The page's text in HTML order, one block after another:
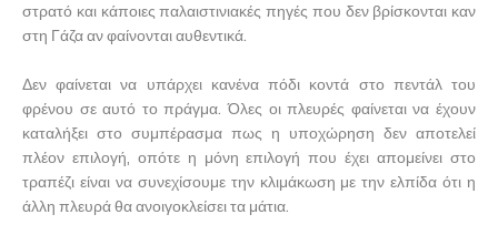
στρατό και κάποιες παλαιστινιακές πηγές που δεν βρίσκονται καν
στη Γάζα αν φαίνονται αυθεντικά.
Δεν φαίνεται να υπάρχει κανένα πόδι κοντά στο πεντάλ του
φρένου σε αυτό το πράγμα. Όλες οι πλευρές φαίνεται να έχουν
καταλήξει στο συμπέρασμα πως η υποχώρηση δεν αποτελεί
πλέον επιλογή, οπότε η μόνη επιλογή που έχει απομείνει στο
τραπέζι είναι να συνεχίσουμε την κλιμάκωση με την ελπίδα ότι η
άλλη πλευρά θα ανοιγοκλείσει τα μάτια.